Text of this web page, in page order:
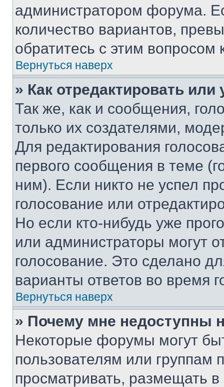
администратором форума.
количество вариантов,
обратитесь с этим вопросом
Вернуться наверх
» Как отредактировать
Так же, как и сообщения,
только их создателями,
Для редактирования
первого сообщения в теме
ним). Если никто не успел
голосование или
Но если кто-нибудь уже
или администраторы могут
голосование. Это сделано
варианты ответов во время
Вернуться наверх
» Почему мне недоступны
Некоторые форумы могут
пользователям или группам
просматривать, размещать